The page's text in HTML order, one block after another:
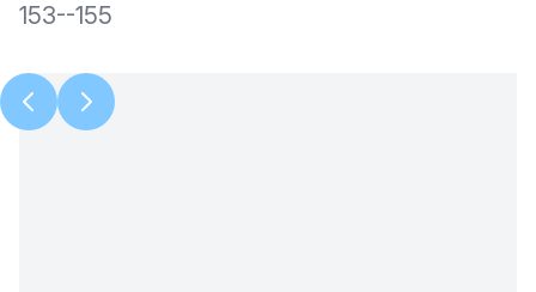
153--155